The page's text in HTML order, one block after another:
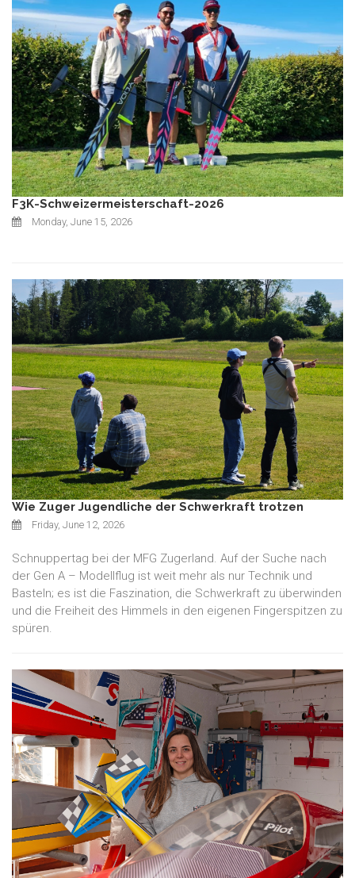
F3K-Schweizermeisterschaft-2026
Monday, June 15, 2026
Wie Zuger Jugendliche der Schwerkraft trotzen
Friday, June 12, 2026
Schnuppertag bei der MFG Zugerland. Auf der Suche nach
der Gen A – Modellflug ist weit mehr als nur Technik und
Basteln; es ist die Faszination, die Schwerkraft zu überwinden
und die Freiheit des Himmels in den eigenen Fingerspitzen zu
spüren.